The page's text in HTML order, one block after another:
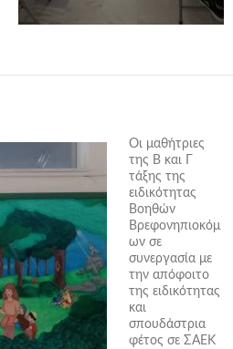
Οι μαθήτριες
της Β και Γ
τάξης της
ειδικότητας
Βοηθών
Βρεφονηπιοκόμ
ων σε
συνεργασία με
την απόφοιτο
της ειδικότητας
και
σπουδάστρια
φέτος σε ΣΑΕΚ